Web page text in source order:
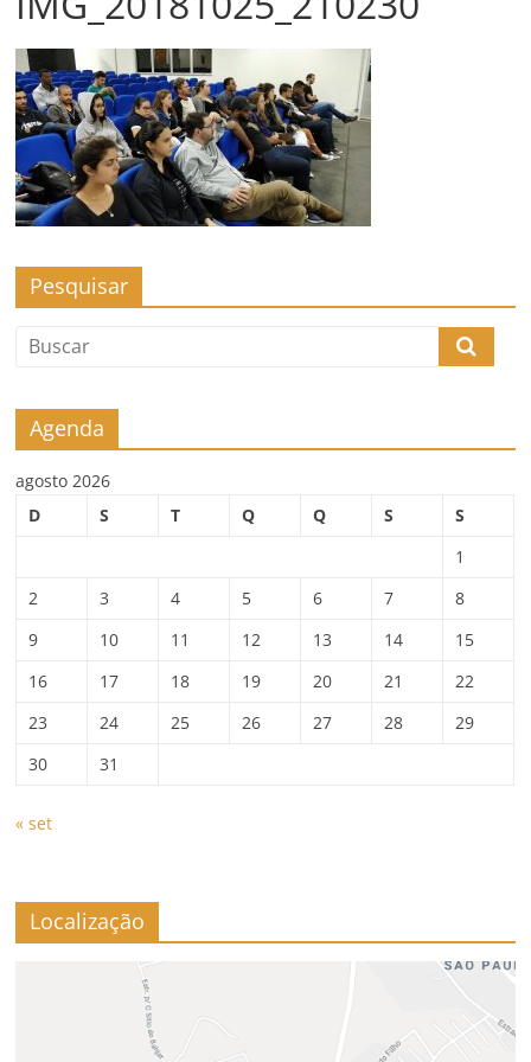
Pesquisar
Agenda
agosto 2026
D
S T Q Q S
S
1
2
3 4 5 6 7
8
9
10 11 12 13 14
15
16
17 18 19 20 21
22
23
24 25 26 27 28
29
30
31
« set
Localização